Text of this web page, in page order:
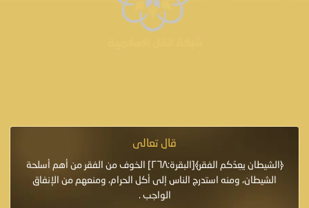
قال تعالى
﴿الشيطان يعِدُكم الفقر﴾[البقرة:٢٦٨] الخوف من الفقر من أهم أسلحة
الشيطان، ومنه استدرج الناس إلى أكل الحرام، ومنعهم من الإنفاق
الواجب .